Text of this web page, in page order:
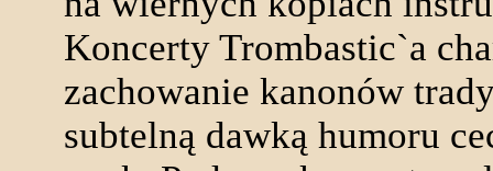
Koncerty Trombastic`a
zachowanie kanonów
subtelną dawką humoru